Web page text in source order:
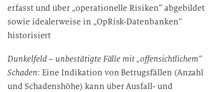
erfasst und über „operationelle Risiken“ abgebildet
sowie idealerweise in „OpRisk-Datenbanken“
historisiert
Dunkelfeld – unbestätigte Fälle mit „offensichtlichem“
Schaden: Eine Indikation von Betrugsfällen (Anzahl
und Schadenshöhe) kann über Ausfall- und